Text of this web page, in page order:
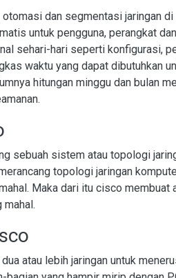
dan segmentasi jaringan
untuk pengguna, perangkat
sehari-hari seperti konfigurasi,
waktu yang dapat dibutuhkan
hitungan minggu dan bulan
sebuah sistem atau topologi
topologi jaringan
Maka dari itu cisco
mahal.
atau lebih jaringan untuk